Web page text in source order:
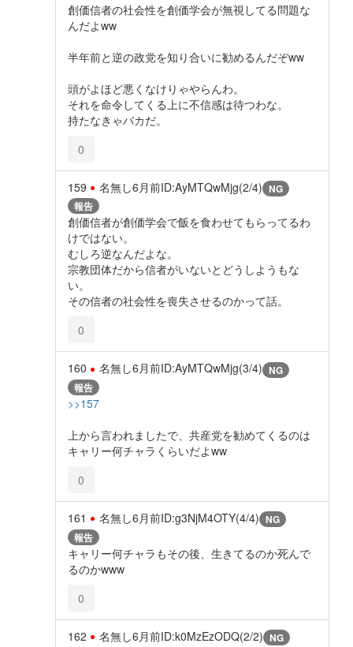
創価信者の社会性を創価学会が無視してる問題な
んだよww
半年前と逆の政党を知り合いに勧めるんだぞww
頭がよほど悪くなけりゃやらんわ。
それを命令してくる上に不信感は待つわな。
持たなきゃバカだ。
0
159 名無し6月前ID:AyMTQwMjg(2/4) NG
報告
創価信者が創価学会で飯を食わせてもらってるわ
けではない。
むしろ逆なんだよな。
宗教団体だから信者がいないとどうしようもな
い。
その信者の社会性を喪失させるのかって話。
0
160 名無し6月前ID:AyMTQwMjg(3/4) NG
報告
>>157
上から言われましたで、共産党を勧めてくるのは
キャリー何チャラくらいだよww
0
161 名無し6月前ID:g3NjM4OTY(4/4) NG
報告
キャリー何チャラもその後、生きてるのか死んで
るのかwww
0
162 名無し6月前ID:k0MzEzODQ(2/2) NG